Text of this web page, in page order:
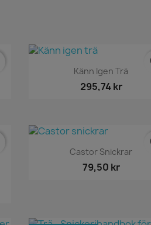
Snabbvy
Känn Igen Trä
295,74 kr
Snabbvy
Castor Snickrar
79,50 kr